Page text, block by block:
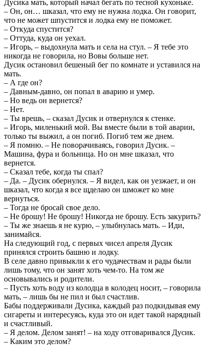
Дусика мать, который начал бегать по тесной кухоньке.
– Он, он… шказал, что ему не нужна лодка. Он говорит,
что не может шпустится и лодка ему не поможет.
– Откуда спустится?
– Оттуда, куда он уехал.
– Игорь, – выдохнула мать и села на стул. – Я тебе это
никогда не говорила, но Вовы больше нет.
Дусик остановил бешеный бег по комнате и уставился на
мать.
– А где он?
– Давным-давно, он попал в аварию и умер.
– Но ведь он вернется?
– Нет.
– Ты врешь, – сказал Дусик и отвернулся к стенке.
– Игорь, миленький мой. Вы вместе были в той аварии,
только ты выжил, а он погиб. Погиб тем же днем.
– Я помню. – Не поворачиваясь, говорил Дусик. –
Машина, фура и больница. Но он мне шказал, что
вернется.
– Сказал тебе, когда ты спал?
– Да. – Дусик обернулся. – Я видел, как он уезжает, и он
шказал, что когда я все щделаю он шможет ко мне
вернуться.
– Тогда не бросай свое дело.
– Не брошу! Не брошу! Никогда не брошу. Есть закурить?
– Ты же знаешь я не курю, – улыбнулась мать. – Иди,
занимайся.
На следующий год, с первых чисел апреля Дусик
принялся строить башню и лодку.
В селе давно привыкли к его чудачествам и рады были
лишь тому, что он занят хоть чем-то. На том же
основывались и родители.
– Пусть хоть воду из колодца в колодец носит, – говорила
мать, – лишь бы не пил и был счастлив.
Бабы поддерживали Дусика, каждый раз подкидывая ему
сигареты и интересуясь, куда это он идет такой нарядный
и счастливый.
– Я делом. Делом занят! – на ходу отговаривался Дусик.
– Каким это делом?